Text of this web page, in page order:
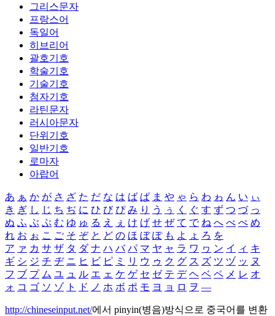
그리스문자
프랑스어
독일어
히브리어
괄호기호
학술기호
기술기호
첨자기호
라틴문자
러시아문자
단위기호
일반기호
로마자
아랍어
あ ぁ か が さ ざ た だ な は ば ぱ ま や ゃ ら わ ゎ ん い ぃ
き ぎ し じ ち ぢ に ひ び ぴ み り う ぅ く ぐ す ず つ づ っ
ぬ ふ ぶ ぷ む ゆ ゅ る え ぇ け げ せ ぜ て で ね へ べ ぺ め
れ お ぉ こ ご そ ぞ と ど の ほ ぼ ぽ も よ ょ ろ を
ア ァ カ サ ザ タ ダ ナ ハ バ パ マ ヤ ャ ラ ワ ヮ ン イ ィ キ
ギ シ ジ チ ヂ ニ ヒ ビ ピ ミ リ ウ ゥ ク グ ス ズ ツ ヅ ッ ヌ
フ ブ プ ム ユ ュ ル エ ェ ケ ゲ セ ゼ テ デ ヘ ベ ペ メ レ オ
ォ コ ゴ ソ ゾ ト ド ノ ホ ボ ポ モ ヨ ョ ロ ヲ ―
http://chineseinput.net/에서 pinyin(병음)방식으로 중국어를 변환